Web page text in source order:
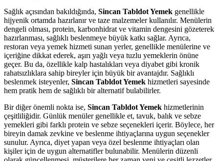
Sağlık açısından bakıldığında, Sincan Tabldot Yemek genellikle
hijyenik ortamda hazırlanır ve taze malzemeler kullanılır. Menülerin
dengeli olması, protein, karbonhidrat ve vitamin dengesini gözeterek
hazırlanması, sağlıklı beslenmeye büyük katkı sağlar. Ayrıca,
restoran veya yemek hizmeti sunan yerler, genellikle menülerine ve
içeriğine dikkat ederek, aşırı yağlı veya tuzlu yemeklerin önüne
geçer. Bu da, özellikle kalp hastalıkları veya diyabet gibi kronik
rahatsızlıklara sahip bireyler için büyük bir avantajdır. Sağlıklı
beslenmek isteyenler, Sincan Tabldot Yemek hizmetleri sayesinde
hem pratik hem de sağlıklı bir alternatif bulabilirler.
Bir diğer önemli nokta ise, Sincan Tabldot Yemek hizmetlerinin
çeşitliliğidir. Günlük menüler genellikle et, tavuk, balık ve sebze
yemekleri gibi farklı protein ve sebze seçenekleri içerir. Böylece, her
bireyin damak zevkine ve beslenme ihtiyaçlarına uygun seçenekler
sunulur. Ayrıca, diyet yapan veya özel beslenme ihtiyaçları olan
kişiler için de uygun alternatifler bulunabilir. Menülerin düzenli